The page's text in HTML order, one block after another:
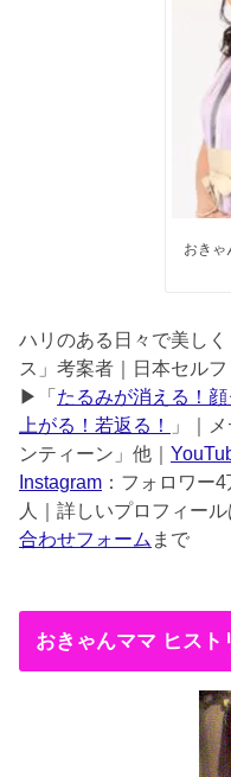
おきゃ
ハリのある日々で美し
ス」考案者｜日本セル
▶︎「 たるみが消える！顔
上がる！若返る！
」｜
ンティーン」他｜
Instagram ：フォロワー4
人｜詳しいプロフィール
合わせフォーム まで
おきゃんママ ヒスト